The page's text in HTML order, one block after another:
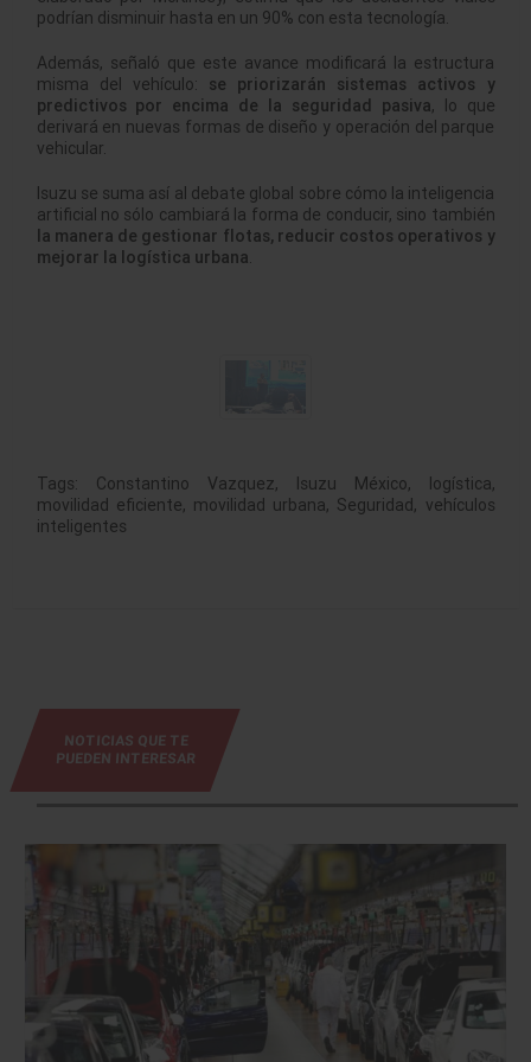
podrían disminuir hasta en un 90% con esta tecnología.
Además, señaló que este avance modificará la estructura
misma del vehículo: se priorizarán sistemas activos y
predictivos por encima de la seguridad pasiva, lo que
derivará en nuevas formas de diseño y operación del parque
vehicular.
Isuzu se suma así al debate global sobre cómo la inteligencia
artificial no sólo cambiará la forma de conducir, sino también
la manera de gestionar flotas, reducir costos operativos y
mejorar la logística urbana.
Tags: Constantino Vazquez, Isuzu México, logística,
movilidad eficiente, movilidad urbana, Seguridad, vehículos
inteligentes
NOTICIAS QUE TE
PUEDEN INTERESAR